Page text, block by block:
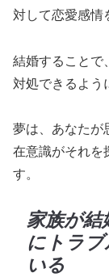
対して恋愛感情
結婚することで
対処できるよう
夢は、あなたが
在意識がそれを
す。
家族が結
にトラ
いる